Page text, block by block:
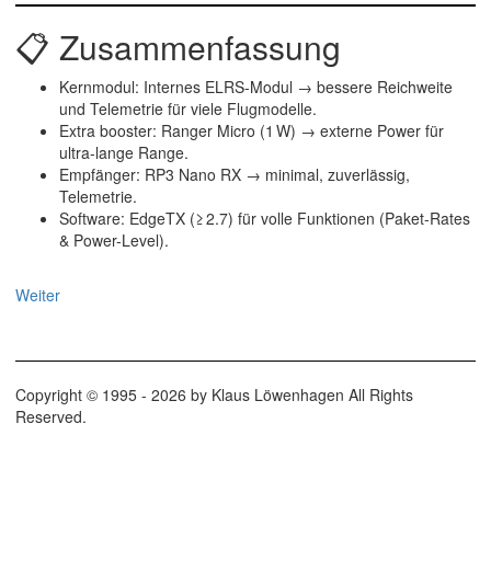
📋 Zusammenfassung
Kernmodul: Internes ELRS-Modul → bessere Reichweite
und Telemetrie für viele Flugmodelle.
Extra booster: Ranger Micro (1 W) → externe Power für
ultra-lange Range.
Empfänger: RP3 Nano RX → minimal, zuverlässig,
Telemetrie.
Software: EdgeTX (≥ 2.7) für volle Funktionen (Paket-Rates
& Power-Level).
Weiter
Copyright © 1995 - 2026 by Klaus Löwenhagen All Rights
Reserved.